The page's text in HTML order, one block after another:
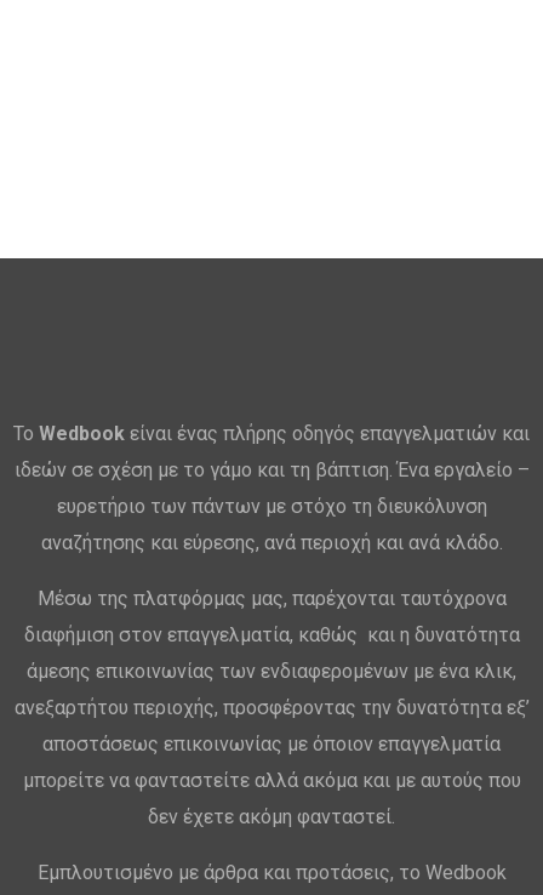
Το Wedbook είναι ένας πλήρης οδηγός επαγγελματιών και
ιδεών σε σχέση με το γάμο και τη βάπτιση. Ένα εργαλείο –
ευρετήριο των πάντων με στόχο τη διευκόλυνση
αναζήτησης και εύρεσης, ανά περιοχή και ανά κλάδο.
Μέσω της πλατφόρμας μας, παρέχονται ταυτόχρονα
διαφήμιση στον επαγγελματία, καθώς και η δυνατότητα
άμεσης επικοινωνίας των ενδιαφερομένων με ένα κλικ,
ανεξαρτήτου περιοχής, προσφέροντας την δυνατότητα εξ’
αποστάσεως επικοινωνίας με όποιον επαγγελματία
μπορείτε να φανταστείτε αλλά ακόμα και με αυτούς που
δεν έχετε ακόμη φανταστεί.
Εμπλουτισμένο με άρθρα και προτάσεις, το Wedbook